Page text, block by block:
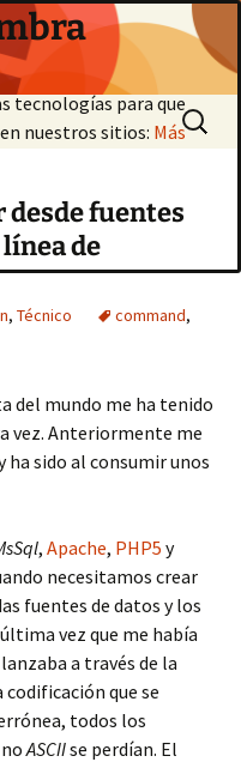
Buscar:
fuentes
de
, Técnico command,
del mundo me ha tenido
vez. Anteriormente me
ha sido al consumir unos
, Apache, PHP5 y
necesitamos crear
fuentes de datos y los
vez que me había
a través de la
codificación que se
todos los
noASCIIse perdían. El
tecnologías para que
nuestros sitios: Más